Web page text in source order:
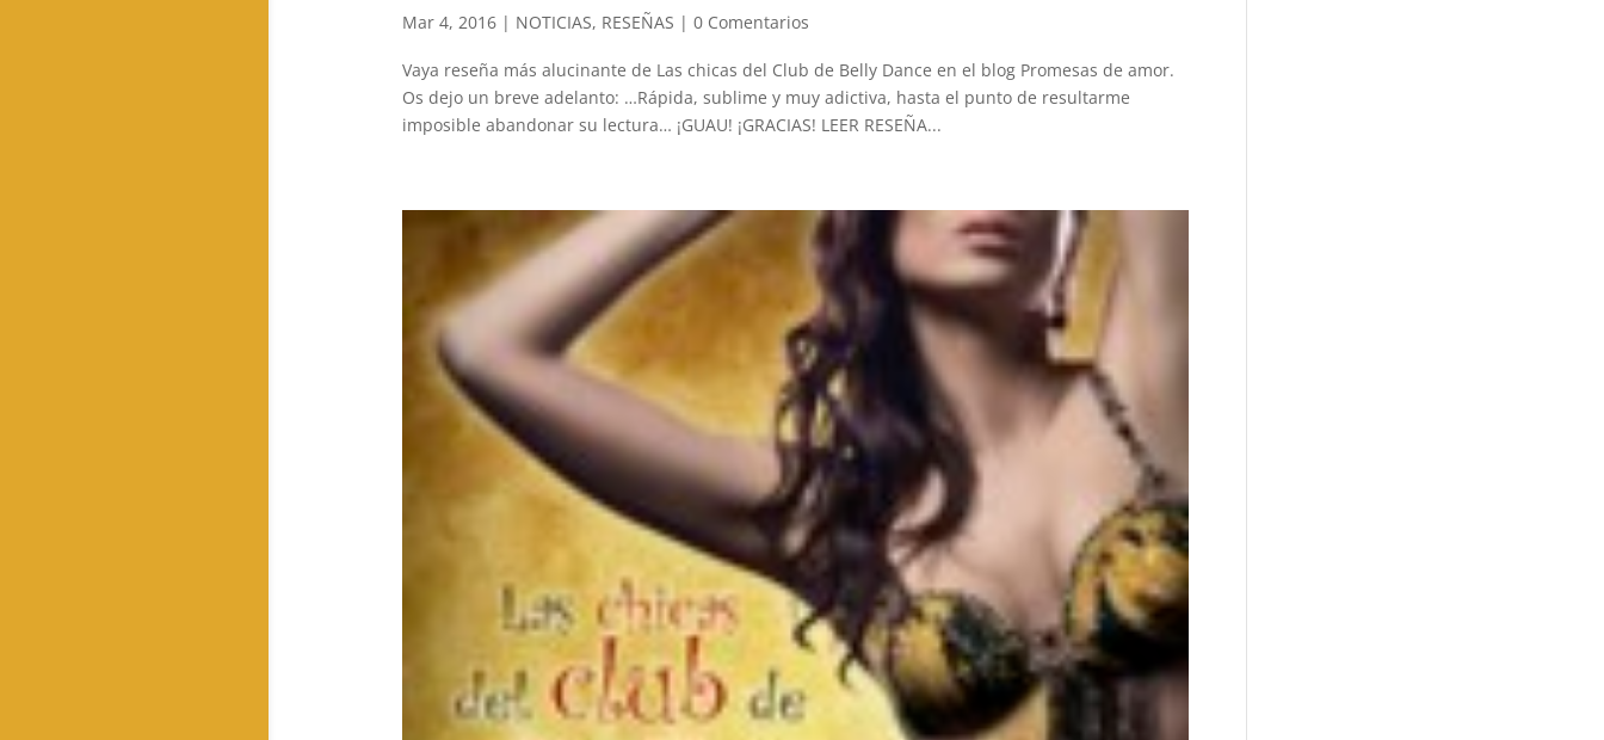
Mar 4, 2016| NOTICIAS, RESEÑAS | 0 Comentarios
Vaya reseña más alucinante de Las chicas del Club de Belly Dance en el blog Promesas de amor.
Os dejo un breve adelanto: …Rápida, sublime y muy adictiva, hasta el punto de resultarme
imposible abandonar su lectura… ¡GUAU! ¡GRACIAS! LEER RESEÑA...